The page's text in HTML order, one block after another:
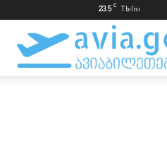
23.5 C Tbilisi